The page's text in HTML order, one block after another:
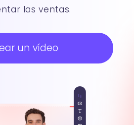
las ventas.
un vídeo